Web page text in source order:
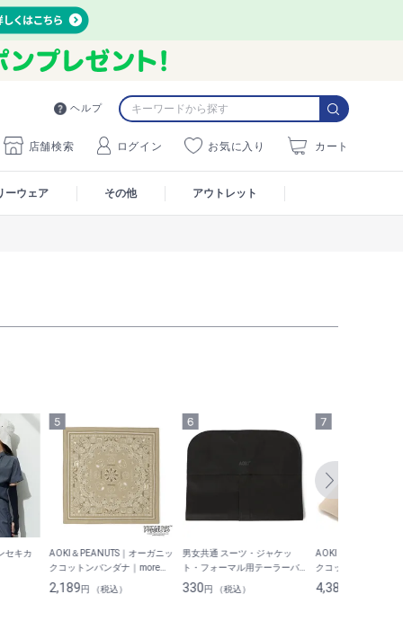
ヘルプ
店舗検索 ログイン お気に入り カート
ーウェア その他 アウトレット
セキカ
AOKI＆PEANUTS｜オーガニッ
クコットンバンダナ｜more
trees
2,189円 （税込）
男女共通 スーツ・ジャケッ
ト・フォーマル用テーラーバ
ッグ
330円 （税込）
AOKI＆PEANUTS｜
クコットンキャップ
trees
4,389